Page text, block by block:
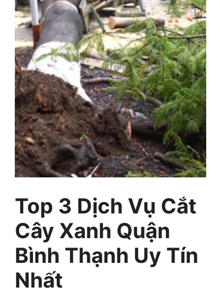
Top 3 Dịch Vụ Cắt
Cây Xanh Quận
Bình Thạnh Uy Tín
Nhất